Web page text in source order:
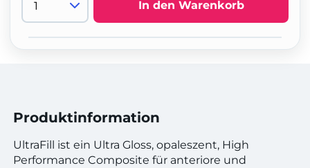
In den Warenkorb
Produktinformation
UltraFill ist ein Ultra Gloss, opaleszent, High
Performance Composite für anteriore und